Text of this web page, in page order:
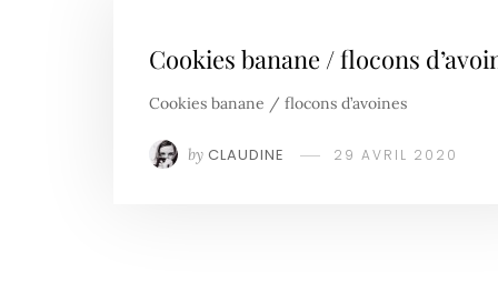
Cookies banane / flocons
Cookies banane / flocons d’avoines
by CLAUDINE 29 AVRIL 2020